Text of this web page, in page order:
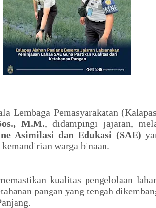
Lembaga Pemasyarakatan
M.M., didampingi jajaran,
Asimilasi dan Edukasi (SAE)
warga binaan.
kualitas pengelolaan
pangan yang tengah